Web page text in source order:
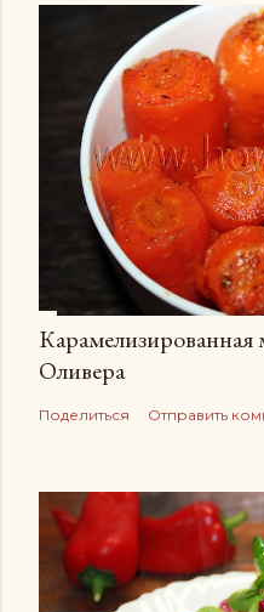
Оливера
Поделиться Отправить